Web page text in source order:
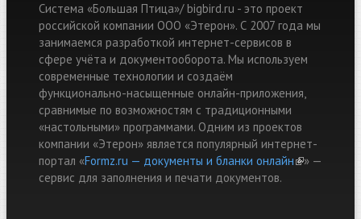
Система «Большая Птица»/ bigbird.ru - это проект
российской компании ООО «Этерон». С 2007 года мы
занимаемся разработкой интернет-сервисов в
сфере учёта и документооборота. Мы используем
современные технологии и создаём
функционально-насыщенные онлайн-приложения,
сравнимые по возможностям с традиционными
«настольными» программами. Одним из проектов
компании «Этерон» является популярный интернет-
портал «Formz.ru — документы и бланки онлайн(link is
» —
cервис для заполнения и печати документов.